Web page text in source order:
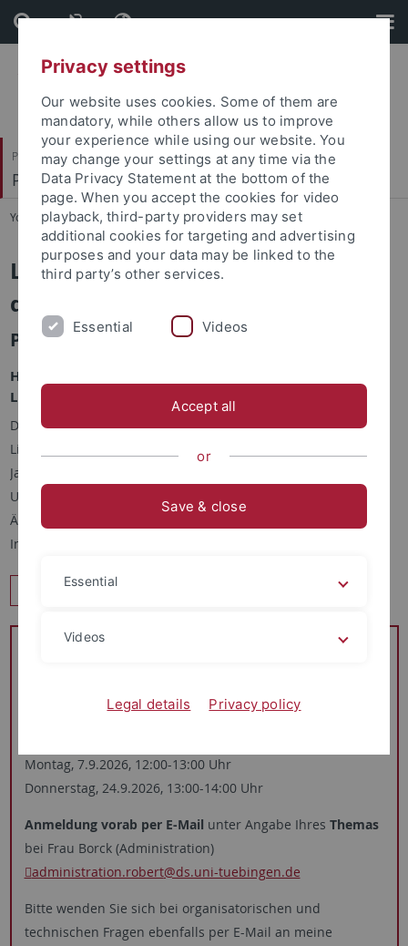
Skip
to
content
Skip
to
footer
Philosophische Fakultät
Prof. Dr. Jörg Robert
You are here: Startseite ... Mitarbeitende
Lehrstuhl für Literaturgeschichte
der Frühen Neuzeit
Prof. Dr. Jörg Robert
Herzlich willkommen am Lehrstuhl für
Literaturgeschichte der Frühen Neuzeit!
Die Professur vertritt in Forschung und Lehre die deutsche
Literatur im europäischen Kontext vom 16. bis zum 18.
Jahrhundert.
Unsere Schwerpunkte liegen in den Bereichen der Poetik und
Ästhetik, der Kultur- und Ideengeschichte sowie der
Intermedialität und Intertextualität.
Zum Team des Lehrstuhls
Dies ist eine offene Sprechstunde ohne Anmeldung,
Montag, 7.9.2026, 12:00-13:00 Uhr
Donnerstag, 24.9.2026, 13:00-14:00 Uhr
Anmeldung vorab per E-Mail unter Angabe Ihres Themas
bei Frau Borck (Administration)
administration.robert@ds.uni-tuebingen.de
Bitte wenden Sie sich bei organisatorischen und
technischen Fragen ebenfalls per E-Mail an meine
Privacy settings
Our website uses cookies. Some of them are
mandatory, while others allow us to improve
your experience while using our website. You
may change your settings at any time via the
Data Privacy Statement at the bottom of the
page. When you accept the cookies for video
playback, third-party providers may set
additional cookies for targeting and advertising
purposes and your data may be linked to the
third party’s other services.
Essential Videos
Accept all
or
Save & close
Essential
Videos
Legal details Privacy policy